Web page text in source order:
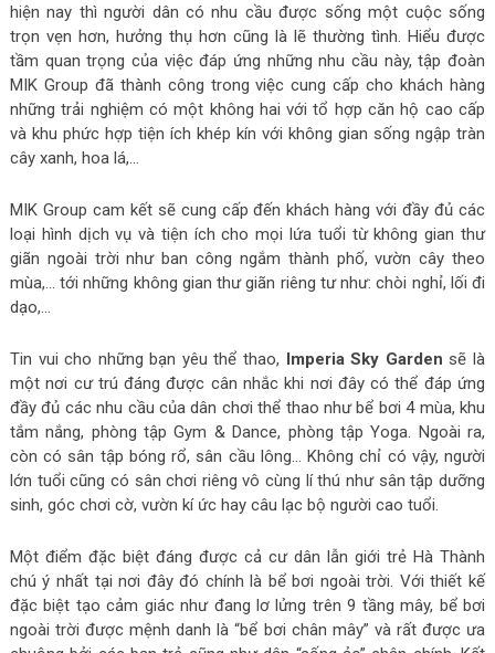
hiện nay thì người dân có nhu cầu được sống một cuộc sống
trọn vẹn hơn, hưởng thụ hơn cũng là lẽ thường tình. Hiểu được
tầm quan trọng của việc đáp ứng những nhu cầu này, tập đoàn
MIK Group đã thành công trong việc cung cấp cho khách hàng
những trải nghiệm có một không hai với tổ hợp căn hộ cao cấp
và khu phức hợp tiện ích khép kín với không gian sống ngập tràn
cây xanh, hoa lá,…
MIK Group cam kết sẽ cung cấp đến khách hàng với đầy đủ các
loại hình dịch vụ và tiện ích cho mọi lứa tuổi từ không gian thư
giãn ngoài trời như ban công ngắm thành phố, vườn cây theo
mùa,… tới những không gian thư giãn riêng tư như: chòi nghỉ, lối đi
dạo,…
Tin vui cho những bạn yêu thể thao, Imperia Sky Garden sẽ là
một nơi cư trú đáng được cân nhắc khi nơi đây có thể đáp ứng
đầy đủ các nhu cầu của dân chơi thể thao như bể bơi 4 mùa, khu
tắm nắng, phòng tập Gym & Dance, phòng tập Yoga. Ngoài ra,
còn có sân tập bóng rổ, sân cầu lông… Không chỉ có vậy, người
lớn tuổi cũng có sân chơi riêng vô cùng lí thú như sân tập dưỡng
sinh, góc chơi cờ, vườn kí ức hay câu lạc bộ người cao tuổi.
Một điểm đặc biệt đáng được cả cư dân lẫn giới trẻ Hà Thành
chú ý nhất tại nơi đây đó chính là bể bơi ngoài trời. Với thiết kế
đặc biệt tạo cảm giác như đang lơ lửng trên 9 tầng mây, bể bơi
ngoài trời được mệnh danh là “bể bơi chân mây” và rất được ưa